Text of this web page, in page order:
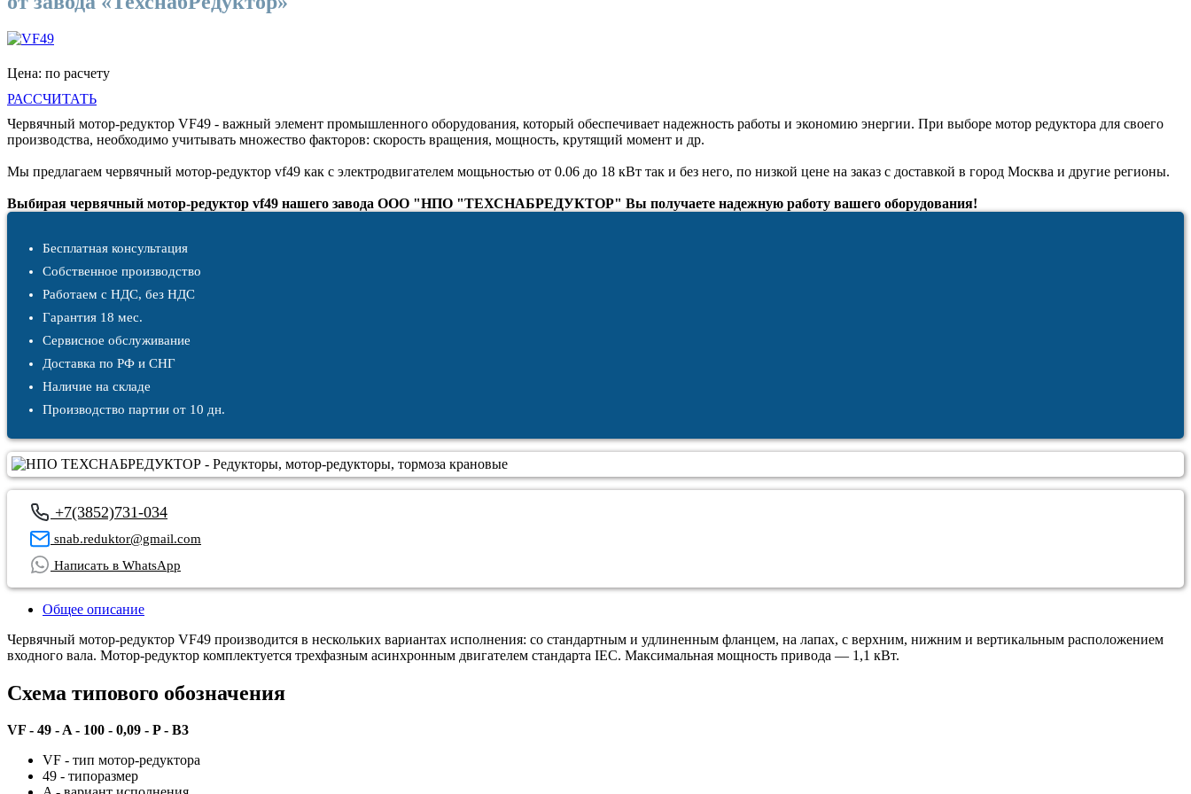
Цена: по расчету
РАССЧИТАТЬ
Червячный мотор-редуктор VF49 - важный элемент промышленного оборудования, который обеспечивает надежность работы и экономию энергии. При выборе мотор редуктора для своего
производства, необходимо учитывать множество факторов: скорость вращения, мощность, крутящий момент и др.
Мы предлагаем червячный мотор-редуктор vf49 как с электродвигателем мощьностью от 0.06 до 18 кВт так и без него, по низкой цене на заказ с доставкой в город Москва и другие регионы.
Выбирая червячный мотор-редуктор vf49 нашего завода ООО "НПО "ТЕХСНАБРЕДУКТОР" Вы получаете надежную работу вашего оборудования!
Бесплатная консультация
Собственное производство
Работаем с НДС, без НДС
Гарантия 18 мес.
Сервисное обслуживание
Доставка по РФ и СНГ
Наличие на складе
Производство партии от 10 дн.
+7(3852)731-034
snab.reduktor@gmail.com
Написать в WhatsApp
Общее описание
Червячный мотор-редуктор VF49 производится в нескольких вариантах исполнения: со стандартным и удлиненным фланцем, на лапах, с верхним, нижним и вертикальным расположением
входного вала. Мотор-редуктор комплектуется трехфазным асинхронным двигателем стандарта IEC. Максимальная мощность привода — 1,1 кВт.
Схема типового обозначения
VF - 49 - A - 100 - 0,09 - P - B3
VF - тип мотор-редуктора
49 - типоразмер